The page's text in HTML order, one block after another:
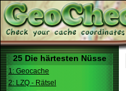
25 Die härtesten Nüsse
1: Geocache
2: LZQ - Rätsel